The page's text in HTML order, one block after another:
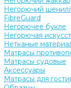
Негорючий
FibreGuard
Негорючее букле
Негорючая
Нетканые
Матрасы
Матрасы судовые
Аксессуары
Матрасы для